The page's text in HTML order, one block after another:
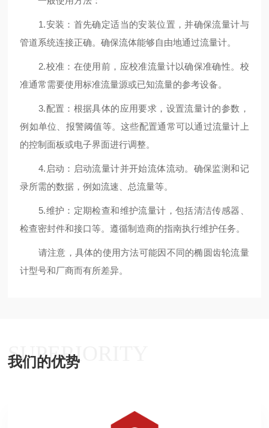
1.安装：首先确定适当的安装位置，并确保流量计与
管道系统连接正确。确保流体能够自由地通过流量计。
2.校准：在使用前，应校准流量计以确保准确性。校
准通常需要使用标准流量源或已知流量的参考设备。
3.配置：根据具体的应用要求，设置流量计的参数，
例如单位、报警阈值等。这些配置通常可以通过流量计上
的控制面板或电子界面进行调整。
4.启动：启动流量计并开始流体流动。确保监测和记
录所需的数据，例如流速、总流量等。
5.维护：定期检查和维护流量计，包括清洁传感器、
检查密封件和接口等。遵循制造商的指南执行维护任务。
请注意，具体的使用方法可能因不同的椭圆齿轮流量
计型号和厂商而有所差异。
SUPERIORITY
我们的优势